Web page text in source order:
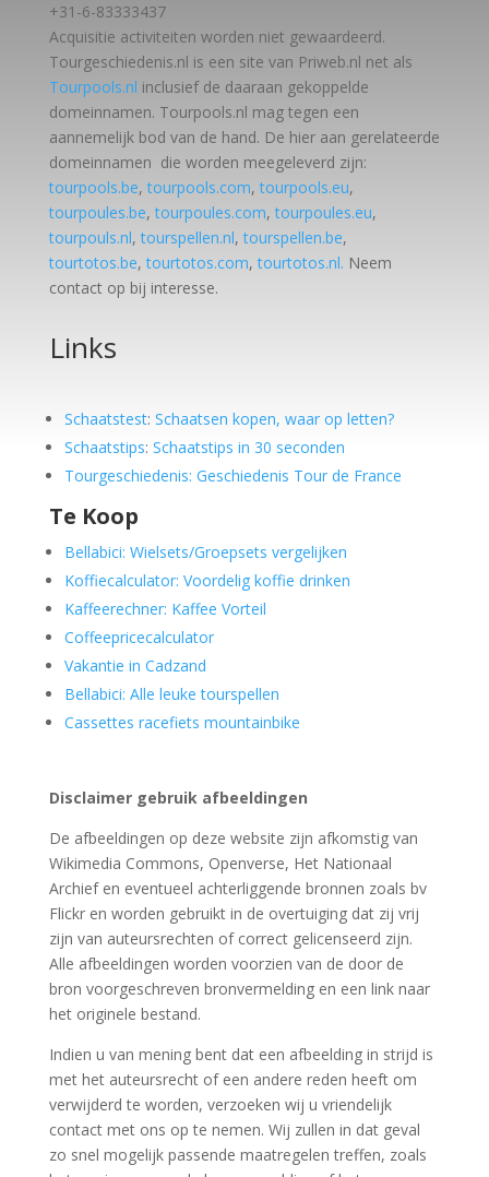
+31-6-83333437
Acquisitie activiteiten worden niet gewaardeerd.
Tourgeschiedenis.nl is een site van Priweb.nl net als
Tourpools.nl inclusief de daaraan gekoppelde
domeinnamen. Tourpools.nl mag tegen een
aannemelijk bod van de hand. De hier aan gerelateerde
domeinnamen die worden meegeleverd zijn:
tourpools.be,tourpools.com,tourpools.eu,
tourpoules.be,tourpoules.com,tourpoules.eu,
tourpouls.nl,tourspellen.nl,tourspellen.be,
tourtotos.be,tourtotos.com,tourtotos.nl. Neem
contact op bij interesse.
Links
Schaatstest: Schaatsen kopen, waar op letten?
Schaatstips: Schaatstips in 30 seconden
Tourgeschiedenis: Geschiedenis Tour de France
Te Koop
Bellabici: Wielsets/Groepsets vergelijken
Koffiecalculator: Voordelig koffie drinken
Kaffeerechner: Kaffee Vorteil
Coffeepricecalculator
Vakantie in Cadzand
Bellabici: Alle leuke tourspellen
Cassettes racefiets mountainbike
Disclaimer gebruik afbeeldingen
De afbeeldingen op deze website zijn afkomstig van
Wikimedia Commons, Openverse, Het Nationaal
Archief en eventueel achterliggende bronnen zoals bv
Flickr en worden gebruikt in de overtuiging dat zij vrij
zijn van auteursrechten of correct gelicenseerd zijn.
Alle afbeeldingen worden voorzien van de door de
bron voorgeschreven bronvermelding en een link naar
het originele bestand.
Indien u van mening bent dat een afbeelding in strijd is
met het auteursrecht of een andere reden heeft om
verwijderd te worden, verzoeken wij u vriendelijk
contact met ons op te nemen. Wij zullen in dat geval
zo snel mogelijk passende maatregelen treffen, zoals